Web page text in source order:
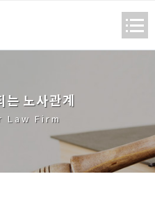
는 노사관계
Law Firm